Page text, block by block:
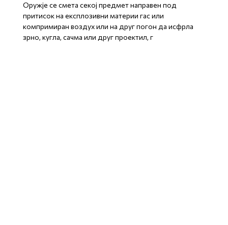
Оружје се смета секој предмет направен под
притисок на експлозивни материи гас или
компримиран воздух или на друг погон да исфрла
зрно, кугла, сачма или друг проектил, г